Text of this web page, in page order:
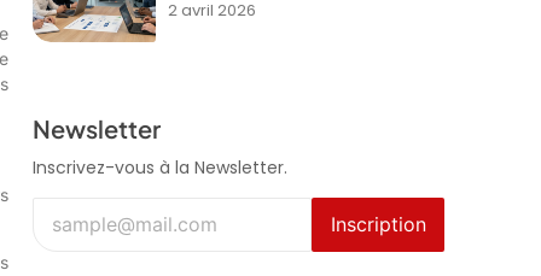
2 avril 2026
Newsletter
Inscrivez-vous à la Newsletter.
Inscription